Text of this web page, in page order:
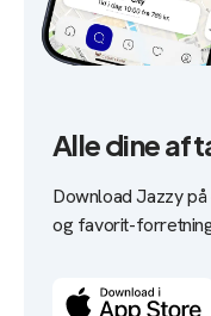
Alle dine
Download Jazzy
og favorit-